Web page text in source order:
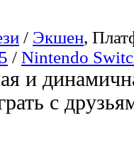
/ Экшен,
/ Nintendo
и
с